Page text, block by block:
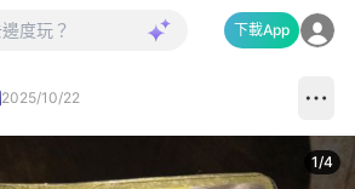
下載App
2025/10/22
1/4